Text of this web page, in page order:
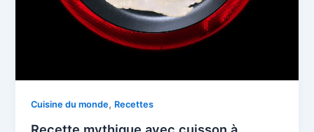
Cuisine du monde, Recettes